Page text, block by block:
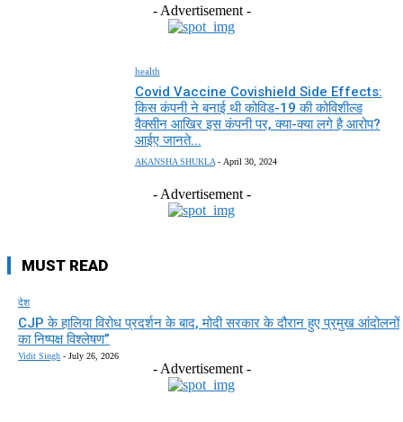
- Advertisement -
health
Covid Vaccine Covishield Side Effects:
किस कंपनी ने बनाई थी कोविड-19 की कोविशील्ड
वैक्सीन आखिर इस कंपनी पर, क्या-क्या लगे है आरोप?
आईए जानते...
AKANSHA SHUKLA - April 30, 2024
- Advertisement -
MUST READ
देश
CJP के हालिया विरोध प्रदर्शन के बाद, मोदी सरकार के दौरान हुए प्रमुख आंदोलनों
का निष्पक्ष विश्लेषण”
Vidit Singh - July 26, 2026
- Advertisement -